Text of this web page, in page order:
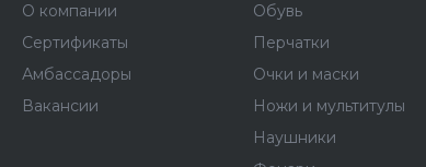
О компании
Сертификаты
Амбассадоры
Вакансии
Обувь
Перчатки
Очки и маски
Ножи и мультитулы
Наушники